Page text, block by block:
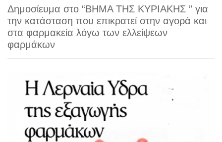
Δημοσίευμα στο “ΒΗΜΑ ΤΗΣ ΚΥΡΙΑΚΗΣ ” για
την κατάσταση που επικρατεί στην αγορά και
στα φαρμακεία λόγω των ελλείψεων
φαρμάκων